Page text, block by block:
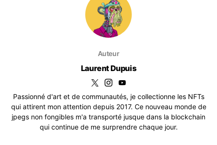
Auteur
Laurent Dupuis
Passionné d'art et de communautés, je collectionne les NFTs
qui attirent mon attention depuis 2017. Ce nouveau monde de
jpegs non fongibles m'a transporté jusque dans la blockchain
qui continue de me surprendre chaque jour.